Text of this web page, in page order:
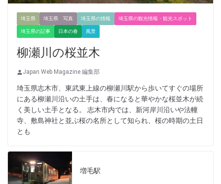
埼玉県 埼玉県 写真 埼玉県の情報 埼玉県の観光情報・観光スポット
埼玉県の記事 日本の春 風景
柳瀬川の桜並木
Japan Web Magazine 編集部
埼玉県志木市、東武東上線の柳瀬川駅から歩いてすぐの場所
にある柳瀬川沿いの土手は、春になると華やかな桜並木が続
く美しい土手となる。 志木市内では、新河岸川沿いや法幢
寺、敷島神社と並ぶ桜の名所として知られ、桜の時期の土日
とも
増毛駅